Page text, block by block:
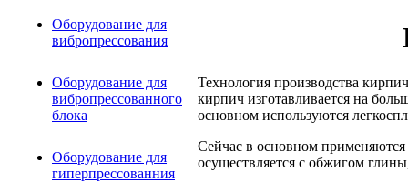
Оборудование для
вибропрессования
Оборудование для
вибропрессованного
блока
Оборудование для
гиперпрессованния
Технология производства
кирпич изготавливается на
основном используются
Сейчас в основном
осуществляется с обжигом